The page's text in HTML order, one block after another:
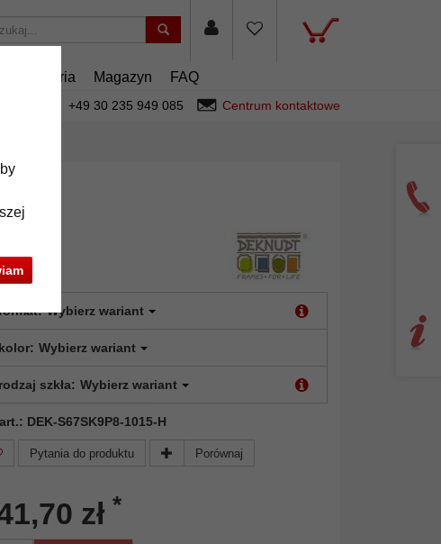
Akcesoria Magazyn FAQ
+49 30 235 949 085 Centrum kontaktowe
Wybierz wariant
kolor: Wybierz wariant
rodzaj szkła: Wybierz wariant
DEK-S67SK9P8-1015-H
Pytania do produktu Porównaj
zł *